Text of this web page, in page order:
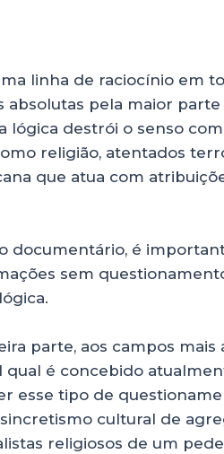
linha de raciocínio em
pela maior parte
lógica destrói o senso
religião, atentados
que atua com
documentário, é
sem
parte, aos campos mais
qual é concebido
esse tipo de
cultural de
religiosos de um